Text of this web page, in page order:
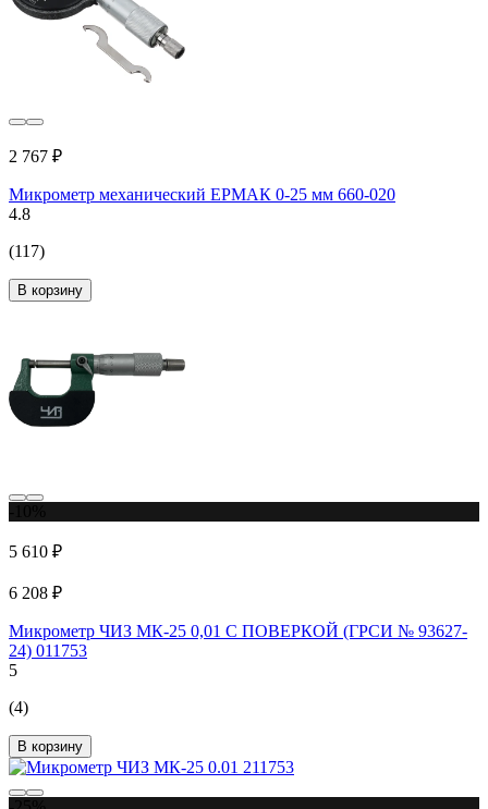
2 767 ₽
Микрометр механический ЕРМАК 0-25 мм 660-020
4.8
(117)
В корзину
5 610 ₽
6 208 ₽
Микрометр ЧИЗ МК-25 0,01 С ПОВЕРКОЙ (ГРСИ № 93627-
24) 011753
5
(4)
В корзину